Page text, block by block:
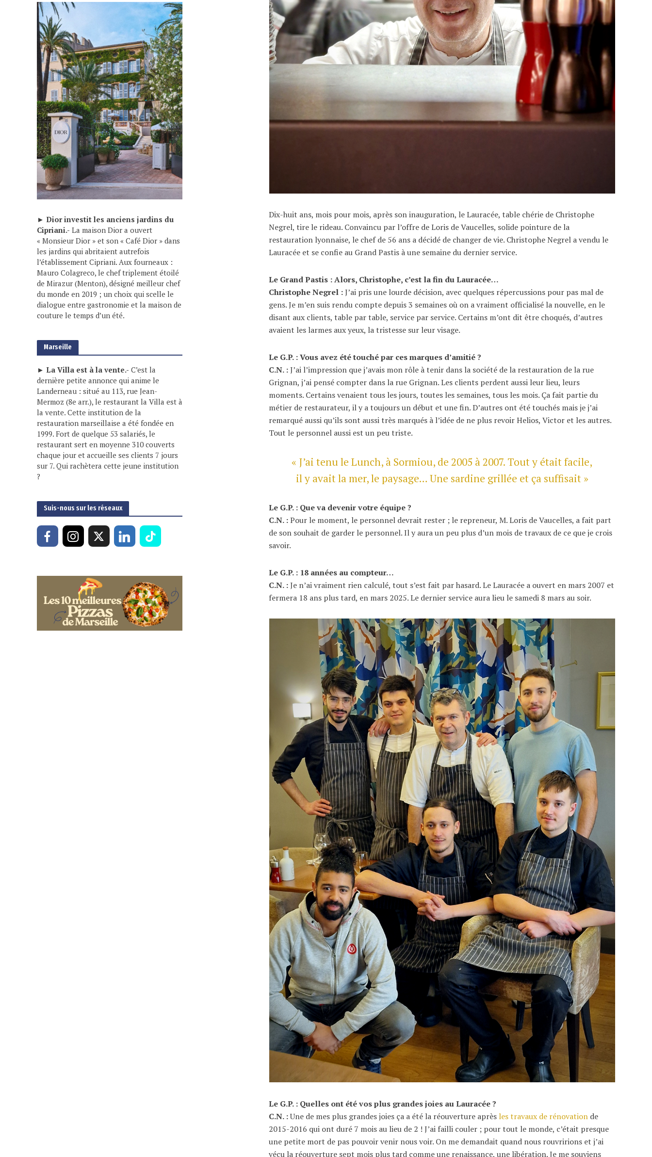
► Dior investit les anciens jardins du
Cipriani.- La maison Dior a ouvert
« Monsieur Dior » et son « Café Dior » dans
les jardins qui abritaient autrefois
l’établissement Cipriani. Aux fourneaux :
Mauro Colagreco, le chef triplement étoilé
de Mirazur (Menton), désigné meilleur chef
du monde en 2019 ; un choix qui scelle le
dialogue entre gastronomie et la maison de
couture le temps d’un été.
Marseille
► La Villa est à la vente.- C’est la
dernière petite annonce qui anime le
Landerneau : situé au 113, rue Jean-
Mermoz (8e arr.), le restaurant la Villa est à
la vente. Cette institution de la
restauration marseillaise a été fondée en
1999. Fort de quelque 53 salariés, le
restaurant sert en moyenne 310 couverts
chaque jour et accueille ses clients 7 jours
sur 7. Qui rachètera cette jeune institution
?
Suis-nous sur les réseaux
Dix-huit ans, mois pour mois, après son inauguration, le Lauracée, table chérie de Christophe
Negrel, tire le rideau. Convaincu par l’offre de Loris de Vaucelles, solide pointure de la
restauration lyonnaise, le chef de 56 ans a décidé de changer de vie. Christophe Negrel a vendu le
Lauracée et se confie au Grand Pastis à une semaine du dernier service.
Le Grand Pastis : Alors, Christophe, c’est la fin du Lauracée…
Christophe Negrel :J’ai pris une lourde décision, avec quelques répercussions pour pas mal de
gens. Je m’en suis rendu compte depuis 3 semaines où on a vraiment officialisé la nouvelle, en le
disant aux clients, table par table, service par service. Certains m’ont dit être choqués, d’autres
avaient les larmes aux yeux, la tristesse sur leur visage.
Le G.P. : Vous avez été touché par ces marques d’amitié ?
C.N. :J’ai l’impression que j’avais mon rôle à tenir dans la société de la restauration de la rue
Grignan, j’ai pensé compter dans la rue Grignan. Les clients perdent aussi leur lieu, leurs
moments. Certains venaient tous les jours, toutes les semaines, tous les mois. Ça fait partie du
métier de restaurateur, il y a toujours un début et une fin. D’autres ont été touchés mais je j’ai
remarqué aussi qu’ils sont aussi très marqués à l’idée de ne plus revoir Helios, Victor et les autres.
Tout le personnel aussi est un peu triste.
« J’ai tenu le Lunch, à Sormiou, de 2005 à 2007. Tout y était facile,
il y avait la mer, le paysage… Une sardine grillée et ça suffisait »
Le G.P. : Que va devenir votre équipe ?
C.N. :Pour le moment, le personnel devrait rester ; le repreneur, M. Loris de Vaucelles, a fait part
de son souhait de garder le personnel. Il y aura un peu plus d’un mois de travaux de ce que je crois
savoir.
Le G.P. : 18 années au compteur…
C.N. :Je n’ai vraiment rien calculé, tout s’est fait par hasard. Le Lauracée a ouvert en mars 2007 et
fermera 18 ans plus tard, en mars 2025. Le dernier service aura lieu le samedi 8 mars au soir.
Le G.P. : Quelles ont été vos plus grandes joies au Lauracée ?
C.N. :Une de mes plus grandes joies ça a été la réouverture après les travaux de rénovation de
2015-2016 qui ont duré 7 mois au lieu de 2 ! J’ai failli couler ; pour tout le monde, c’était presque
une petite mort de pas pouvoir venir nous voir. On me demandait quand nous rouvririons et j’ai
vécu la réouverture sept mois plus tard comme une renaissance, une libération. Je me souviens